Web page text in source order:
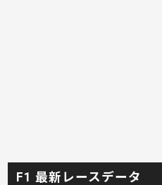
F1 最新レースデータ